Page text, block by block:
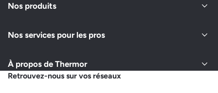
Nos produits
Nos services pour les pros
À propos de Thermor
Retrouvez-nous sur vos réseaux